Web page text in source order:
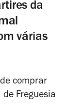
da
várias
comprar
Freguesia